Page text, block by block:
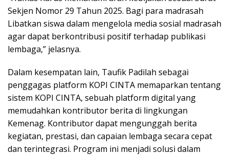
Sekjen Nomor 29 Tahun 2025. Bagi para madrasah
Libatkan siswa dalam mengelola media sosial madrasah
agar dapat berkontribusi positif terhadap publikasi
lembaga,” jelasnya.
Dalam kesempatan lain, Taufik Padilah sebagai
penggagas platform KOPI CINTA memaparkan tentang
sistem KOPI CINTA, sebuah platform digital yang
memudahkan kontributor berita di lingkungan
Kemenag. Kontributor dapat mengunggah berita
kegiatan, prestasi, dan capaian lembaga secara cepat
dan terintegrasi. Program ini menjadi solusi dalam